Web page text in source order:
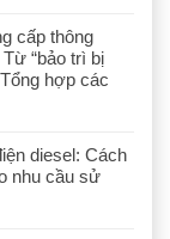
cấp thông
“bảo trì bị
hợp các
diesel: Cách
nhu cầu sử